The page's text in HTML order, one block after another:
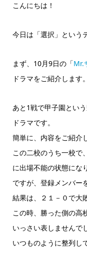
プ
ー
ー
こんにちは！
今日は「選択」という
まず、10月9日の「Mr.
ドラマをご紹介します。
あと1戦で甲子園とい
ドラマです。
簡単に、内容をご紹介
この二校のうち一校で
に出場不能の状態にな
ですが、登録メンバー
結果は、２１－０で大
この時、勝った側の高
いっさい表しませんで
いつものように整列し